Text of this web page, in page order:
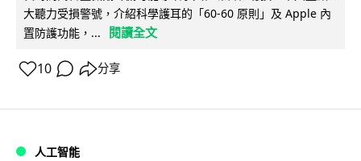
大聽力受損警號，介紹科學護耳的「60-60 原則」及 Apple 內
置防護功能，...
閱讀全文
10 分享
人工智能